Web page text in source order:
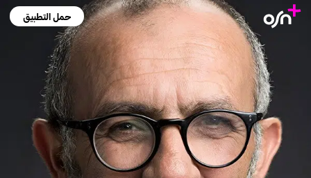
حمل التطبيق